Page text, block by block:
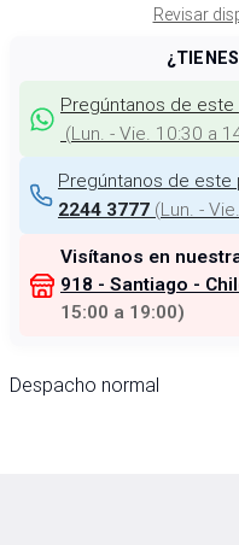
Revisar
Pregúntanos de
(Lun. - Vie. 10:30 a
Pregúntanos de
2244 3777 (Lun. -
Visítanos en
918 - Santiago -
15:00 a 19:00)
Despacho normal